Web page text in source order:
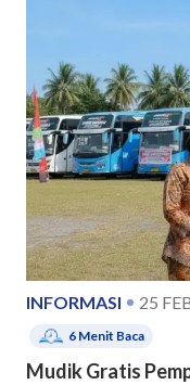
INFORMASI 25
6 Menit Baca
Mudik Gratis